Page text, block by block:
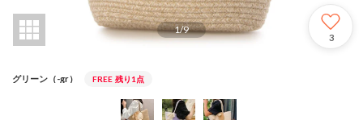
1/9
3
グリーン（-gr） FREE 残り1点